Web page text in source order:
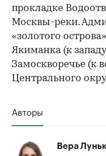
прокладке
Москвы-реки.
«золотого
Якиманка (к
Замоскворечье (к
Центрального
Авторы
Вера